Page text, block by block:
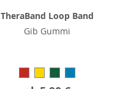
TheraBand Loop Band
Gib Gummi